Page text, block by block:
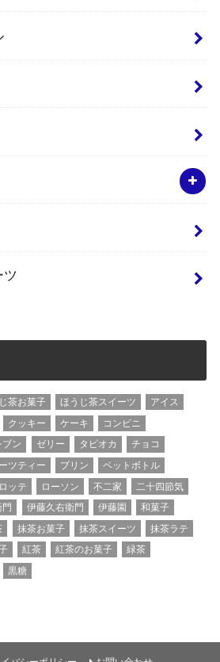
茶お菓子 ほうじ茶スイーツ
アイス
クッキー ケーキ
コンビニ
ブン ゼリー タピオカ
チョコ
ツティー プリン
ペットボトル
ロッテ ローソン 不二家
二十四節気
伊藤久右衛門 伊藤園
和菓子
抹茶お菓子 抹茶スイーツ
抹茶ラテ
紅茶 紅茶のお菓子
緑茶
黒糖